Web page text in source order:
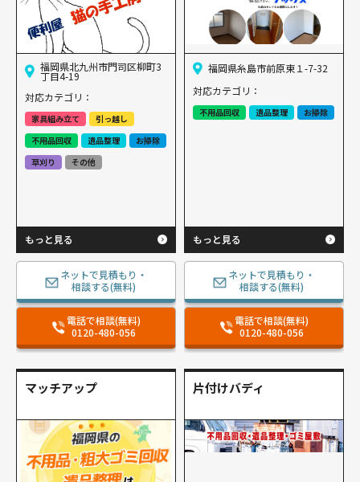
福岡県北九州市門司区柳町3
丁目4-19
対応カテゴリ：
家具組み立て
引っ越し
不用品回収
遺品整理
お掃除
草刈り
その他
もっと見る
ネットで見積もり・
相談する(無料)
電話で相談(無料)
0120-480-056
福岡県糸島市前原東１-7-32
対応カテゴリ：
不用品回収 遺品整理 お掃除
もっと見る
ネットで見積もり・
相談する(無料)
電話で相談(無料)
0120-480-056
マッチアップ 片付けバディ